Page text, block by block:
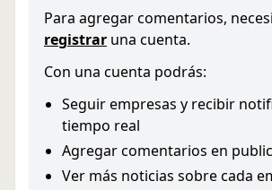
Para agregar comentarios,
registrar una cuenta.
Con una cuenta podrás:
Seguir empresas y recibir
tiempo real
Agregar comentarios en
Ver más noticias sobre cada